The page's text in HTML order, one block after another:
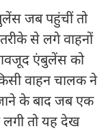
जब पहुंचीं तो
से लगे वाहनों
एंबुलेंस को
वाहन चालक ने
के बाद जब एक
तो यह देख